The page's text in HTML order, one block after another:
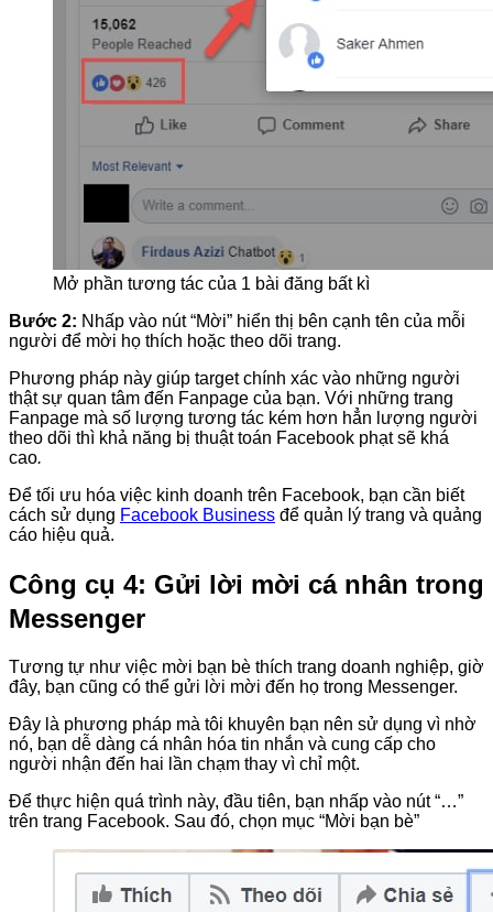
Mở phần tương tác của 1 bài đăng bất kì
Bước 2: Nhấp vào nút “Mời” hiển thị bên cạnh tên của mỗi
người để mời họ thích hoặc theo dõi trang.
Phương pháp này giúp target chính xác vào những người
thật sự quan tâm đến Fanpage của bạn. Với những trang
Fanpage mà số lượng tương tác kém hơn hẳn lượng người
theo dõi thì khả năng bị thuật toán Facebook phạt sẽ khá
cao.
Để tối ưu hóa việc kinh doanh trên Facebook, bạn cần biết
cách sử dụng Facebook Business để quản lý trang và quảng
cáo hiệu quả.
Công cụ 4: Gửi lời mời cá nhân trong
Messenger
Tương tự như việc mời bạn bè thích trang doanh nghiệp, giờ
đây, bạn cũng có thể gửi lời mời đến họ trong Messenger.
Đây là phương pháp mà tôi khuyên bạn nên sử dụng vì nhờ
nó, bạn dễ dàng cá nhân hóa tin nhắn và cung cấp cho
người nhận đến hai lần chạm thay vì chỉ một.
Để thực hiện quá trình này, đầu tiên, bạn nhấp vào nút “…”
trên trang Facebook. Sau đó, chọn mục “Mời bạn bè”